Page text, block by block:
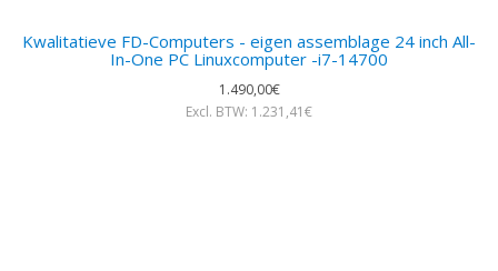
Kwalitatieve FD-Computers - eigen assemblage 24 inch All-
In-One PC Linuxcomputer -i7-14700
1.490,00€
Excl. BTW: 1.231,41€